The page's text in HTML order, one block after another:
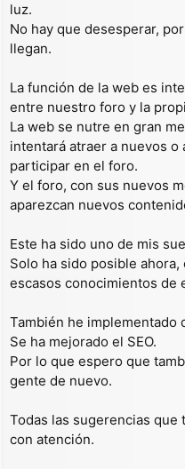
luz.
No hay que desesperar,
llegan.
La función de la web es
entre nuestro foro y la
La web se nutre en gran
intentará atraer a nuevos
participar en el foro.
Y el foro, con sus nuevos
aparezcan nuevos
Este ha sido uno de mis
Solo ha sido posible ahora,
escasos conocimientos de
También he implementado
Se ha mejorado el SEO.
Por lo que espero que
gente de nuevo.
Todas las sugerencias que
con atención.